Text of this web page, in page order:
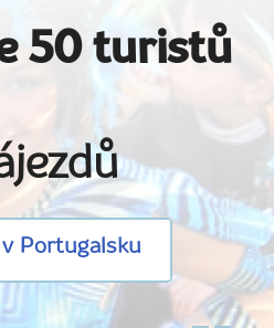
50 turistů
Portugalsku